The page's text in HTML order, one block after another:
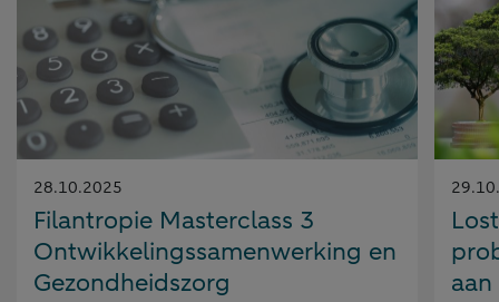
Gepubliceerd
op:
28.10.2025
Filantropie Masterclass 3
Ontwikkelingssamenwerking en
Gezondheidszorg
op:
aan